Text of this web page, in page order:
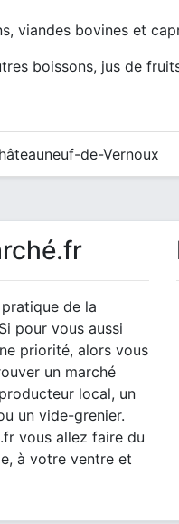
viandes bovines et
boissons, jus de
de-Vernoux
de la
pour vous aussi
priorité, alors vous
un marché
local, un
un vide-grenier.
vous allez faire du
à votre ventre et